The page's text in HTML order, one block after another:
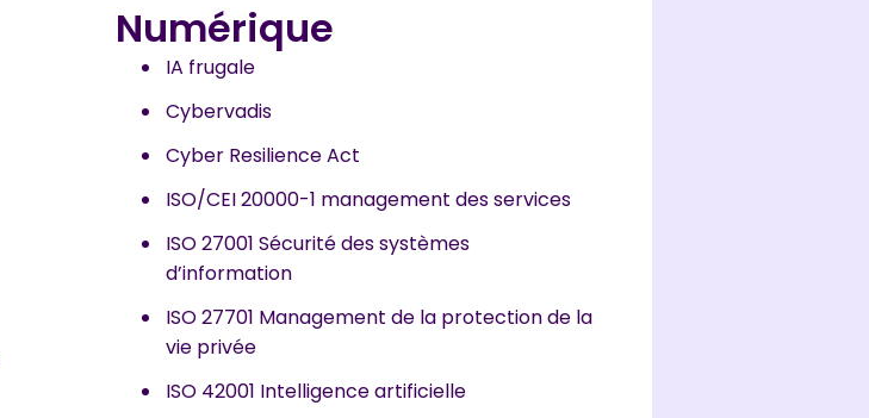
Numérique
IA frugale
Cybervadis
Cyber Resilience Act
ISO/CEI 20000-1 management des services
ISO 27001 Sécurité des systèmes
d’information
ISO 27701 Management de la protection de la
vie privée
ISO 42001 Intelligence artificielle